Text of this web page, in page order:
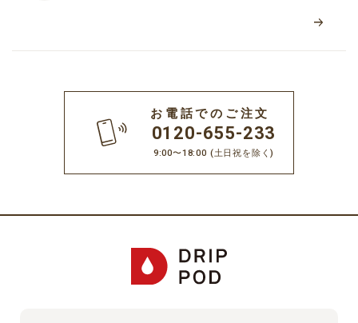
お電話でのご注文
0120-655-233
9:00〜18:00 (土日祝を除く)